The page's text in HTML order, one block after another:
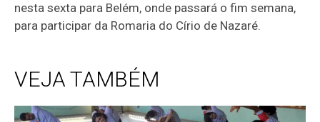
nesta sexta para Belém, onde passará o fim semana,
para participar da Romaria do Círio de Nazaré.
VEJA TAMBÉM